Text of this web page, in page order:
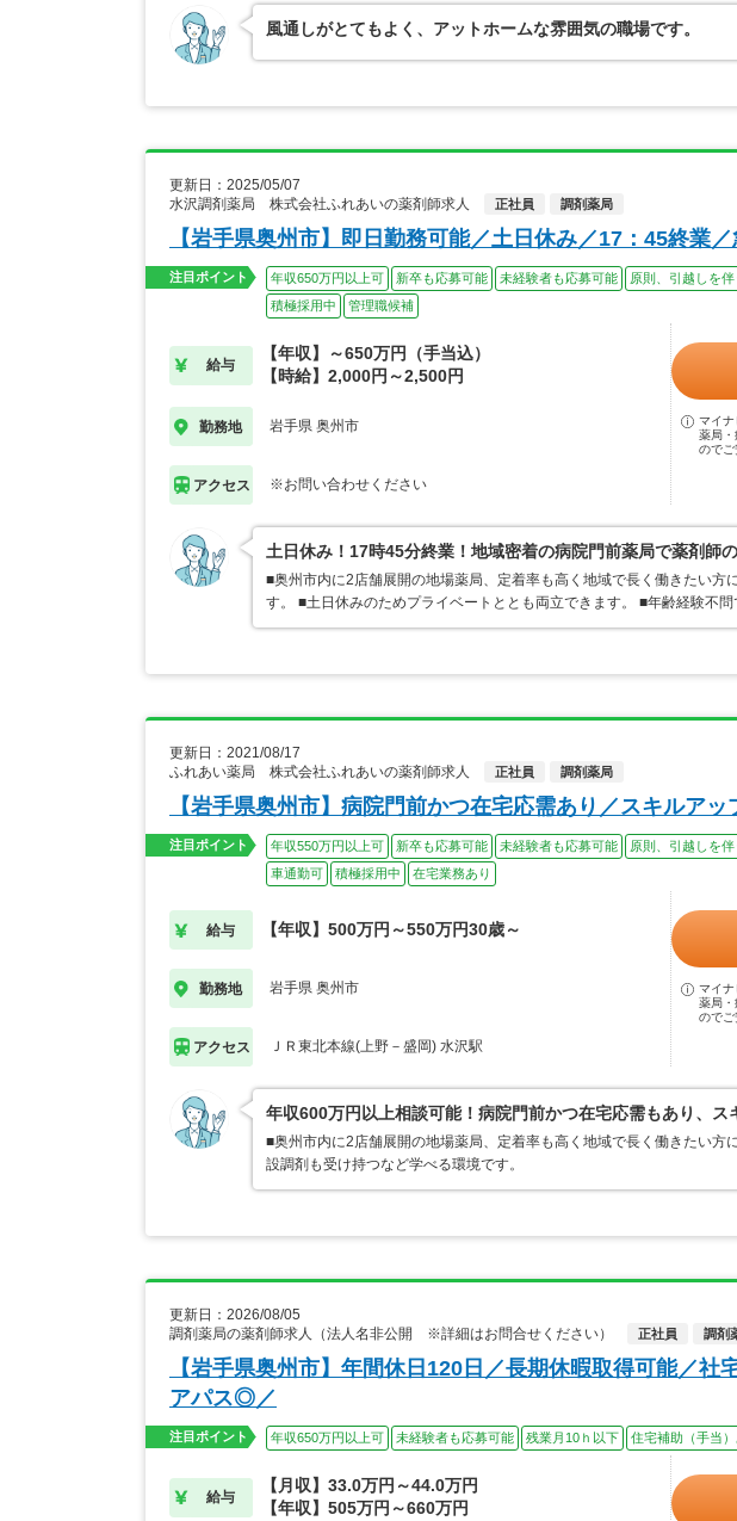
風通しがとてもよく、アットホームな雰囲気の職場です。
更新日：2025/05/07
水沢調剤薬局 株式会社ふれあいの薬剤師求人
正社員 調剤薬局
【岩手県奥州市】即日勤務可能／土日休み／17：45終業
注目ポイント 年収650万円以上可 新卒も応募可能 未経験者も応募可能 原則、引越しを伴
積極採用中
管理職候補
給与
【年収】～650万円（手当込）
【時給】2,000円～2,500円
勤務地 岩手県 奥州市
アクセス ※お問い合わせください
マイナ
薬局
のでご
土日休み！17時45分終業！地域密着の病院門前薬局で薬剤師の
■奥州市内に2店舗展開の地場薬局、定着率も高く地域で長く働きたい方
す。 ■土日休みのためプライベートととも両立できます。 ■年齢経験不
更新日：2021/08/17
ふれあい薬局 株式会社ふれあいの薬剤師求人
正社員 調剤薬局
【岩手県奥州市】病院門前かつ在宅応需あり／スキルア
注目ポイント 年収550万円以上可 新卒も応募可能 未経験者も応募可能 原則、引越しを伴
車通勤可
積極採用中 在宅業務あり
給与 【年収】500万円～550万円30歳～
勤務地 岩手県 奥州市
アクセス ＪＲ東北本線(上野－盛岡) 水沢駅
マイナ
薬局
のでご
年収600万円以上相談可能！病院門前かつ在宅応需もあり、ス
■奥州市内に2店舗展開の地場薬局、定着率も高く地域で長く働きたい方
設調剤も受け持つなど学べる環境です。
更新日：2026/08/05
調剤薬局の薬剤師求人（法人名非公開 ※詳細はお問合せください）
正社員 調剤
【岩手県奥州市】年間休日120日／長期休暇取得可能／
アパス◎／
注目ポイント 年収650万円以上可 未経験者も応募可能 残業月10ｈ以下 住宅補助（手当）
給与
【月収】33.0万円～44.0万円
【年収】505万円～660万円